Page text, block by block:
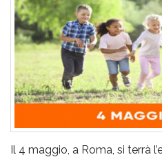
e
Il 4 maggio, a Roma, si terrà